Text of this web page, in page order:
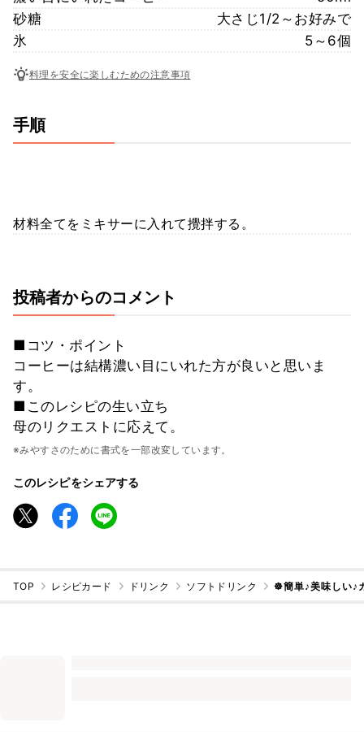
砂糖
大さじ1/2～お好みで
氷
5～6個
料理を安全に楽しむための注意事項
手順
材料全てをミキサーに入れて攪拌する。
投稿者からのコメント
■コツ・ポイント
コーヒーは結構濃い目にいれた方が良いと思いま
す。
■このレシピの生い立ち
母のリクエストに応えて。
※みやすさのために書式を一部改変しています。
このレシピをシェアする
TOP レシピカード ドリンク ソフトドリンク ☸簡単♪美味しい♪